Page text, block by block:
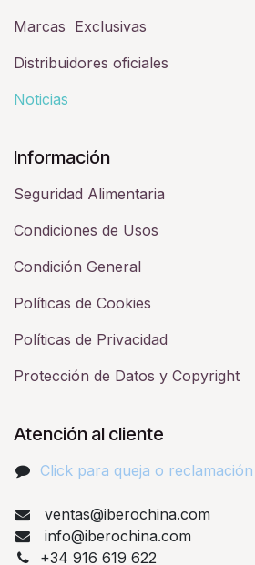
Marcas Exclusivas
Distribuidores oficiales
Noticias
Información
Seguridad Alimentaria
Condiciones de Usos
Condición General
Políticas de Cookies
Políticas de Privacidad
Protección de Datos y Copyright
Atención al cliente
Click para queja o reclamación​
ventas@iberochina.com
info@iberochina.com
+34 916 619 622